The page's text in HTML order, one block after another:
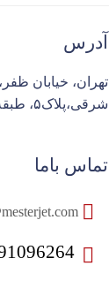
آدرس
تهران، خیابان
شرقی،پلاک۵، طبقه ۱
تماس باما